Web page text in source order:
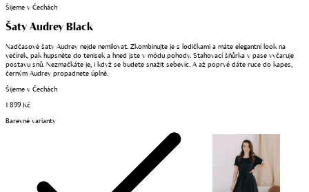
Šijeme v Čechách
Šaty Audrey Black
Nadčasové šaty Audrey nejde nemilovat. Zkombinujte je s lodičkami a máte elegantní look na
večírek, pak hupsněte do tenisek a hned jste v módu pohody. Stahovací šňůrka v pase vyčaruje
postavu snů. Nezmačkáte je, i když se budete snažit sebevíc. A až poprvé dáte ruce do kapes,
černým Audrey propadnete úplně.
Šijeme v Čechách
1 899 Kč
Barevné varianty